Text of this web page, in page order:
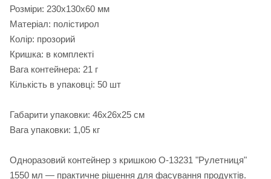
Розміри: 230х130х60 мм
Матеріал: полістирол
Колір: прозорий
Кришка: в комплекті
Вага контейнера: 21 г
Кількість в упаковці: 50 шт
Габарити упаковки: 46х26х25 см
Вага упаковки: 1,05 кг
Одноразовий контейнер з кришкою О-13231 "Рулетниця"
1550 мл — практичне рішення для фасування продуктів.